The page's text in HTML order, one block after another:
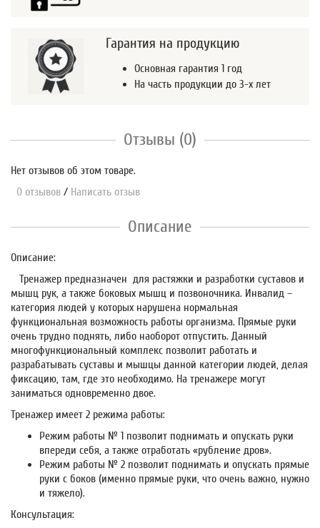
Гарантия на продукцию
Основная гарантия 1 год
На часть продукции до 3-х лет
Отзывы (0)
Нет отзывов об этом товаре.
0 отзывов / Написать отзыв
Описание
Описание:
Тренажер предназначен для растяжки и разработки суставов и
мышц рук, а также боковых мышц и позвоночника. Инвалид –
категория людей у которых нарушена нормальная
функциональная возможность работы организма. Прямые руки
очень трудно поднять, либо наоборот отпустить. Данный
многофункциональный комплекс позволит работать и
разрабатывать суставы и мышцы данной категории людей, делая
фиксацию, там, где это необходимо. На тренажере могут
заниматься одновременно двое.
Тренажер имеет 2 режима работы:
Режим работы № 1 позволит поднимать и опускать руки
впереди себя, а также отработать «рубление дров».
Режим работы № 2 позволит поднимать и опускать прямые
руки с боков (именно прямые руки, что очень важно, нужно
и тяжело).
Консультация: